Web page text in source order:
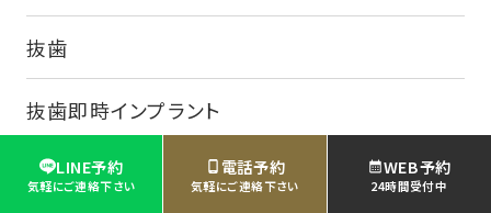
抜歯
抜歯即時インプラント
根管治療
LINE予約
気軽にご連絡下さい
電話予約
気軽にご連絡下さい
WEB予約
24時間受付中